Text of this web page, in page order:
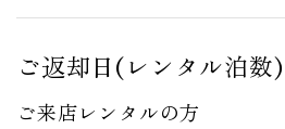
ご返却日(レンタル泊数
ご来店レンタルの方